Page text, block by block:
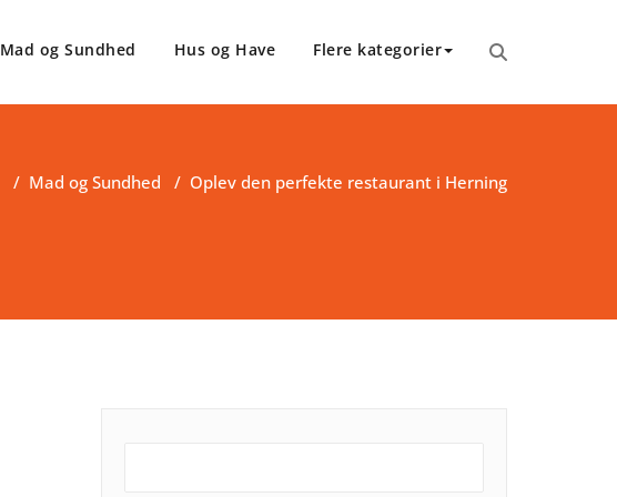
Mad og Sundhed Hus og Have Flere kategorier
/ Mad og Sundhed / Oplev den perfekte restaurant i Herning